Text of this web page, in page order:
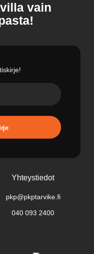
vain
Yhteystiedot
pkp@pkptarvike.fi
040 093 2400